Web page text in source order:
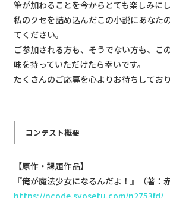
筆が加わることを今からとても楽しみにし
私のクセを詰め込んだこの小説にあなた
てください。
ご参加される方も、そうでない方も、こ
味を持っていただけたら幸いです。
たくさんのご応募を心よりお待ちしており
コンテスト概要
【原作・課題作品】
『俺が魔法少女になるんだよ！』（著：
https://ncode.syosetu.com/n2753fd/